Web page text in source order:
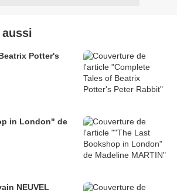
aussi
Potter's
in London" de
NEUVEL